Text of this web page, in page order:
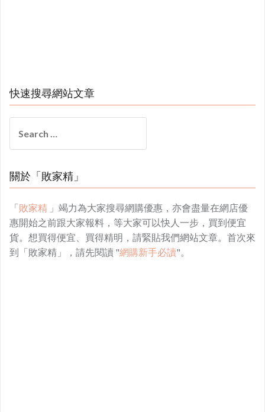
快速搜尋網站文章
for:
關於「敗家精」
「敗家精 」竭力為大家搜尋網購優惠，亦會盡量在網店優
惠開始之前跟大家報料，等大家可以快人一步，買到便宜
貨。想買得便宜、買得精明，請緊貼我們網站文章。首次來
到「敗家精」，請先閱讀 "網購新手必讀"。